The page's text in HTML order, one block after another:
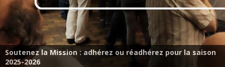
Soutenez la Mission : adhérez ou réadhérez pour la saison
2025-2026